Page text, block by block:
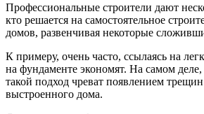
Профессиональные строители дают
кто решается на самостоятельное
домов, развенчивая некоторые
К примеру, очень часто, ссылаясь на
на фундаменте экономят. На самом деле,
такой подход чреват появлением
выстроенного дома.